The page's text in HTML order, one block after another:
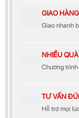
GIAO
Giao nhanh
NHIỀU
Chương
TƯ VẤN
Hỗ trợ mọi